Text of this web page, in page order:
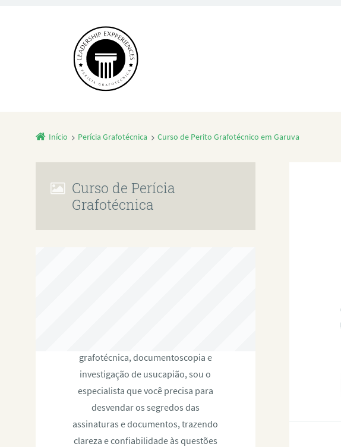
Início Perícia Grafotécnica Curso de Perito Grafotécnico em Garuva
Curso de Perícia
Grafotécnica
grafotécnica, documentoscopia e
investigação de usucapião, sou o
especialista que você precisa para
desvendar os segredos das
assinaturas e documentos, trazendo
clareza e confiabilidade às questões